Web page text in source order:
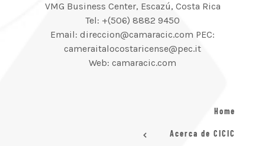
VMG Business Center, Escazú, Costa Rica
Tel: +(506) 8882 9450
Email: direccion@camaracic.com PEC:
cameraitalocostaricense@pec.it
Web: camaracic.com
Home
Acerca de CICIC